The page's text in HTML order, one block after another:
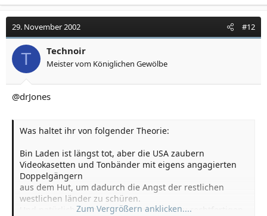
29. November 2002 #12
T Technoir
Meister vom Königlichen Gewölbe
@drJones
Was haltet ihr von folgender Theorie:
Bin Laden ist längst tot, aber die USA zaubern
Videokasetten und Tonbänder mit eigens angagierten
Doppelgängern
aus dem Hut, um dadurch die Angst der restlichen
westlichen länder zu schüren.
Und natürlich auch um Militäraktionen zu rechtfertigen.
Zum Vergrößern anklicken....